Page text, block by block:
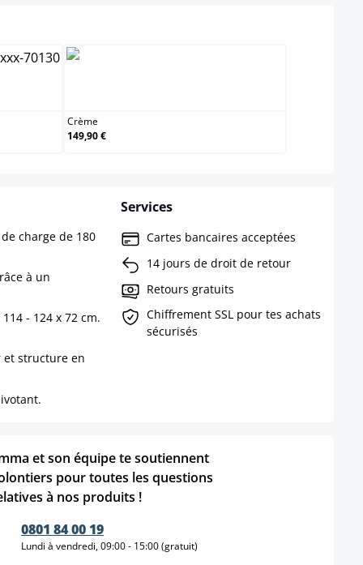
Crème
149,90 €
charge de 180
à un
- 124 x 72 cm.
et structure en
Services
Cartes bancaires acceptées
14 jours de droit de retour
Retours gratuits
Chiffrement SSL pour tes achats
sécurisés
et son équipe te soutiennent
pour toutes les questions
à nos produits !
0801 84 00 19
Lundi à vendredi, 09:00 - 15:00 (gratuit)